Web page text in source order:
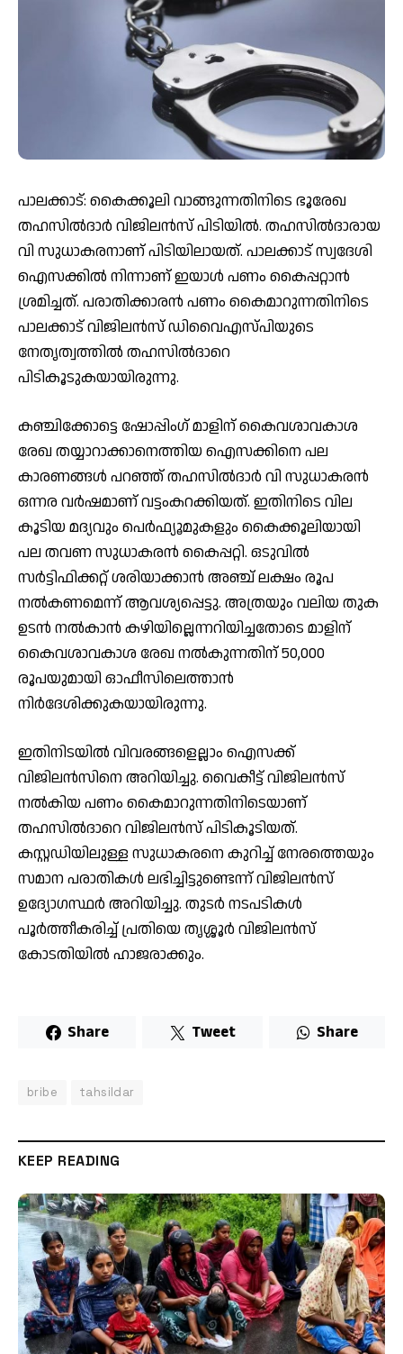
പാലക്കാട്: കൈക്കൂലി വാങ്ങുന്നതിനിടെ ഭൂരേഖ
തഹസില്‍ദാര്‍ വിജിലന്‍സ് പിടിയില്‍. തഹസില്‍ദാരായ
വി സുധാകരനാണ് പിടിയിലായത്. പാലക്കാട് സ്വദേശി
ഐസക്കിൽ നിന്നാണ് ഇയാൾ പണം കൈപ്പറ്റാൻ
ശ്രമിച്ചത്. പരാതിക്കാരൻ പണം കൈമാറുന്നതിനിടെ
പാലക്കാട് വിജിലന്‍സ് ഡിവൈഎസ്പിയുടെ
നേതൃത്വത്തിൽ തഹസില്‍ദാറെ
പിടികൂടുകയായിരുന്നു.
കഞ്ചിക്കോട്ടെ ഷോപ്പിംഗ് മാളിന് കൈവശാവകാശ
രേഖ തയ്യാറാക്കാനെത്തിയ ഐസക്കിനെ പല
കാരണങ്ങൾ പറഞ്ഞ് തഹസില്‍ദാര്‍ വി സുധാകരന്‍
ഒന്നര വർഷമാണ് വട്ടംകറക്കിയത്. ഇതിനിടെ വില
കൂടിയ മദ്യവും പെർഫ്യൂമുകളും കൈക്കൂലിയായി
പല തവണ സുധാകരന്‍ കൈപ്പറ്റി. ഒടുവിൽ
സർട്ടിഫിക്കറ്റ് ശരിയാക്കാൻ അഞ്ച് ലക്ഷം രൂപ
നൽകണമെന്ന് ആവശ്യപ്പെട്ടു. അത്രയും വലിയ തുക
ഉടൻ നൽകാൻ കഴിയില്ലെന്നറിയിച്ചതോടെ മാളിന്
കൈവശാവകാശ രേഖ നൽകുന്നതിന് 50,000
രൂപയുമായി ഓഫീസിലെത്താൻ
നിര്‍ദേശിക്കുകയായിരുന്നു.
ഇതിനിടയിൽ വിവരങ്ങളെല്ലാം ഐസക്ക്
വിജിലൻസിനെ അറിയിച്ചു. വൈകീട്ട് വിജിലന്‍സ്
നല്‍കിയ പണം കൈമാറുന്നതിനിടെയാണ്
തഹസില്‍ദാറെ വിജിലന്‍സ് പിടികൂടിയത്.
കസ്റ്റഡിയിലുള്ള സുധാകരനെ കുറിച്ച് നേരത്തെയും
സമാന പരാതികൾ ലഭിച്ചിട്ടുണ്ടെന്ന് വിജിലൻസ്
ഉദ്യോഗസ്ഥർ അറിയിച്ചു. തുടർ നടപടികൾ
പൂർത്തീകരിച്ച് പ്രതിയെ തൃശ്ശൂർ വിജിലൻസ്
കോടതിയിൽ ഹാജരാക്കും.
Share Tweet Share
bribe tahsildar
KEEP READING